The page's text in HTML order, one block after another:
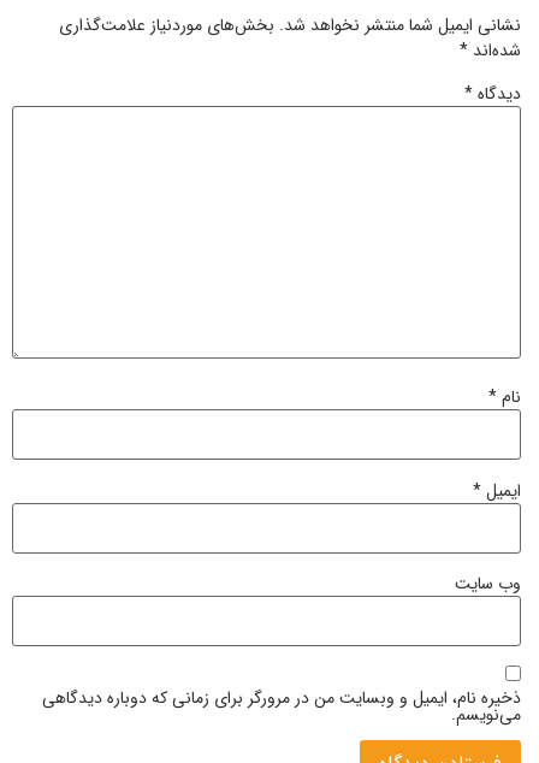
نشانی ایمیل شما منتشر نخواهد شد. بخش‌های موردنیاز علامت‌گذاری
شده‌اند *
دیدگاه*
نام*
ایمیل*
وب‌ سایت
ذخیره نام، ایمیل و وبسایت من در مرورگر برای زمانی که دوباره دیدگاهی
می‌نویسم.